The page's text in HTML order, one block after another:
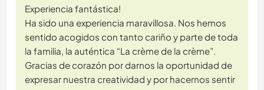
Experiencia fantástica!
Ha sido una experiencia maravillosa. Nos hemos
sentido acogidos con tanto cariño y parte de toda
la familia, la auténtica “La crème de la crème”.
Gracias de corazón por darnos la oportunidad de
expresar nuestra creatividad y por hacernos sentir